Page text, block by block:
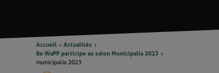
Accueil
Actualités
Be WaPP participe au salon Municipalia 2023
municipalia 2023